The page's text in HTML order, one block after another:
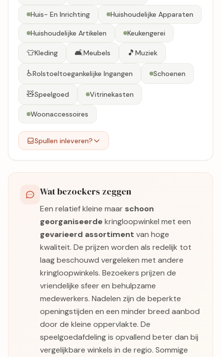
Huis- En Inrichting Huishoudelijke Apparaten
Huishoudelijke Artikelen Keukengerei
👕Kleding 🛋️Meubels 🎵 Muziek
♿Rolstoeltoegankelijke Ingangen Schoenen
🧸Speelgoed Vitrinekasten
Woonaccessoires
Spullen inleveren?
Wat bezoekers zeggen
Een relatief kleine maar schoon
georganiseerdekringloopwinkel met een
gevarieerd assortiment van hoge
kwaliteit. De prijzen worden als redelijk tot
laag beschouwd vergeleken met andere
kringloopwinkels. Bezoekers prijzen de
vriendelijke sfeer en behulpzame
medewerkers. Nadelen zijn de beperkte
openingstijden en een minder breed aanbod
door de kleine oppervlakte. De
speelgoedafdeling is opvallend beter dan bij
vergelijkbare winkels in de regio. Sommige